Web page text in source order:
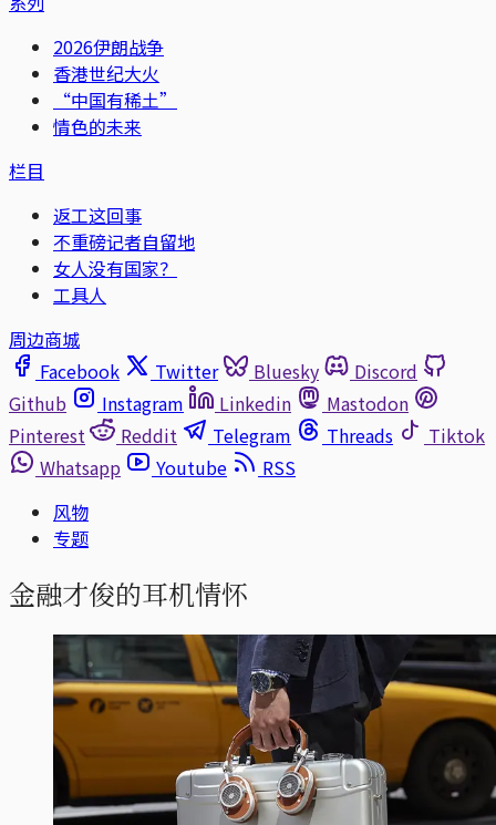
2026伊朗战争
香港世纪大火
“中国有稀土”
情色的未来
栏目
返工这回事
不重磅记者自留地
女人没有国家？
工具人
周边商城
Facebook
Twitter Bluesky
Discord
Github
Instagram Linkedin
Mastodon
Pinterest
Reddit Telegram Threads
Tiktok
Whatsapp
Youtube
RSS
风物
专题
金融才俊的耳机情怀